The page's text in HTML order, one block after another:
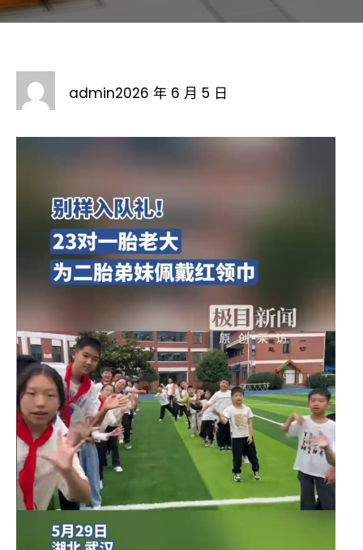
admin2026 年 6 月 5 日